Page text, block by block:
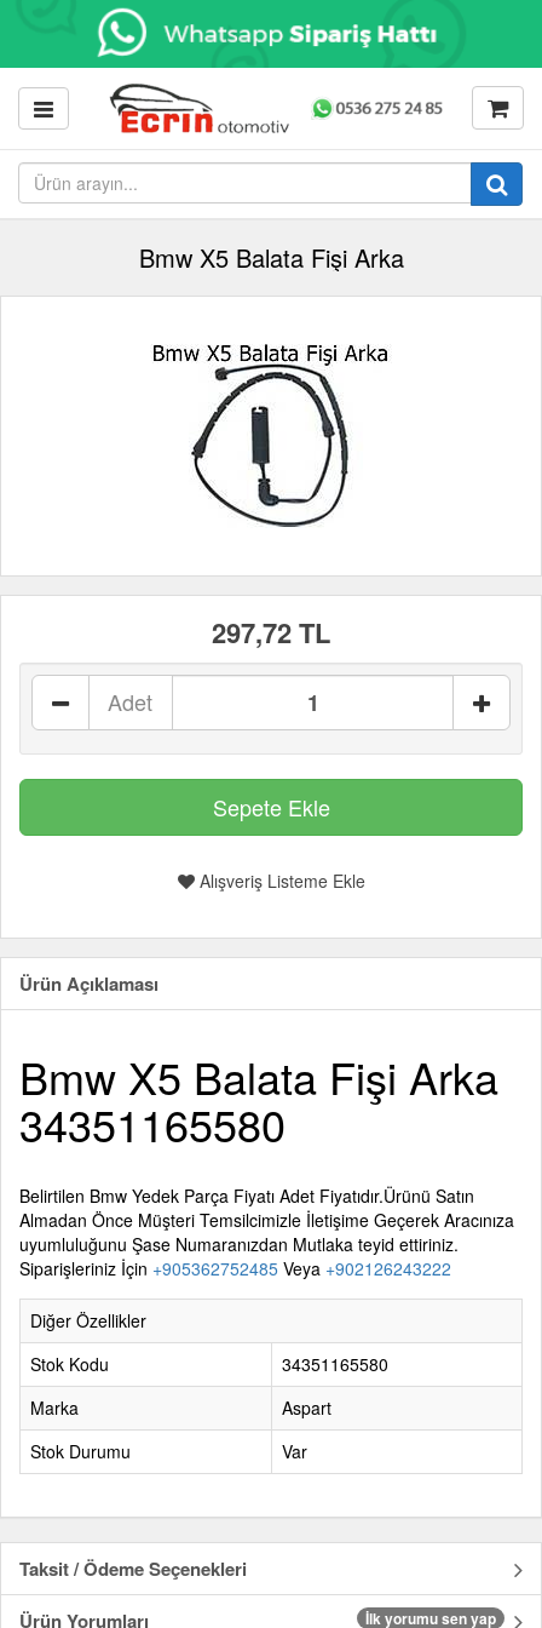
Bmw X5 Balata Fişi Arka
297,72 TL
Adet
Alışveriş Listeme Ekle
Ürün Açıklaması
Bmw X5 Balata Fişi Arka
34351165580
Belirtilen Bmw Yedek Parça Fiyatı Adet Fiyatıdır.Ürünü Satın
Almadan Önce Müşteri Temsilcimizle İletişime Geçerek Aracınıza
uyumluluğunu Şase Numaranızdan Mutlaka teyid ettiriniz.
Siparişleriniz İçin +905362752485 Veya +902126243222
Diğer Özellikler
Stok Kodu
34351165580
Marka
Aspart
Stok Durumu
Var
Taksit / Ödeme Seçenekleri
Ürün Yorumları
İlk yorumu sen yap